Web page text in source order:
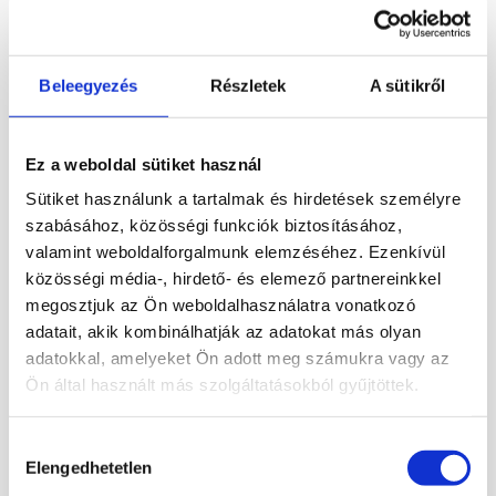
Beleegyezés Részletek A sütikről
Ez a weboldal sütiket használ
Sütiket használunk a tartalmak és hirdetések személyre
szabásához, közösségi funkciók biztosításához,
valamint weboldalforgalmunk elemzéséhez. Ezenkívül
közösségi média-, hirdető- és elemező partnereinkkel
megosztjuk az Ön weboldalhasználatra vonatkozó
adatait, akik kombinálhatják az adatokat más olyan
adatokkal, amelyeket Ön adott meg számukra vagy az
Ön által használt más szolgáltatásokból gyűjtöttek.
kiválasztása
Elengedhetetlen
középső sáv mind azt az érzést kelti, mintha
kezedben. Pont ettől lesz egyszerre humoros,
meglepő és dekoratív darab.
Ez a kőből készült oreo keksz tökéletes
szokatlan ásvány formákat, a vicces
dísztárgyakat és azokat a darabokat,
amelyekre mindenki rákérdez. Jól mutathat
vitrinben, íróasztalon, polcon, ásványos
gyűjteményben vagy akár egy különleges
ajándék részeként is.
Az oreo formájú kő nem ehető, viszont
garantáltan mosolyt csal az arcokra. Jó
ami kilóg a megszokott marokkövek,